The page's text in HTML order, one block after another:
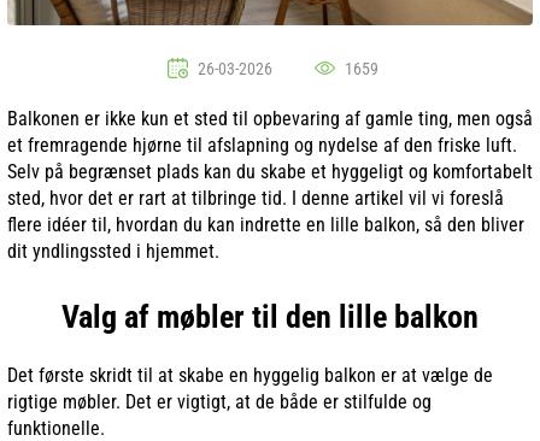
26-03-2026 1659
Balkonen er ikke kun et sted til opbevaring af gamle ting, men også
et fremragende hjørne til afslapning og nydelse af den friske luft.
Selv på begrænset plads kan du skabe et hyggeligt og komfortabelt
sted, hvor det er rart at tilbringe tid. I denne artikel vil vi foreslå
flere idéer til, hvordan du kan indrette en lille balkon, så den bliver
dit yndlingssted i hjemmet.
Valg af møbler til den lille balkon
Det første skridt til at skabe en hyggelig balkon er at vælge de
rigtige møbler. Det er vigtigt, at de både er stilfulde og
funktionelle.